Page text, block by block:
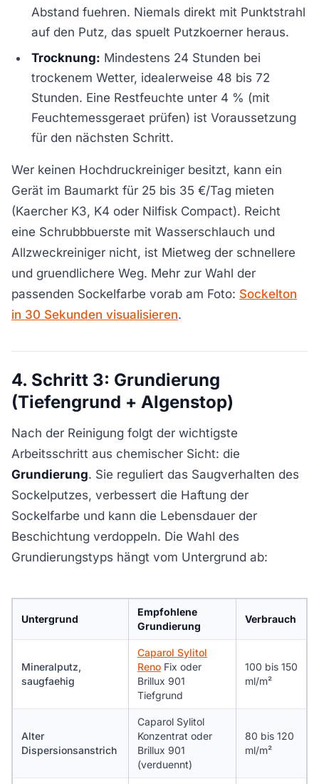
Abstand fuehren. Niemals direkt mit Punktstrahl
auf den Putz, das spuelt Putzkoerner heraus.
Trocknung: Mindestens 24 Stunden bei
trockenem Wetter, idealerweise 48 bis 72
Stunden. Eine Restfeuchte unter 4 % (mit
Feuchtemessgeraet prüfen) ist Voraussetzung
für den nächsten Schritt.
Wer keinen Hochdruckreiniger besitzt, kann ein
Gerät im Baumarkt für 25 bis 35 €/Tag mieten
(Kaercher K3, K4 oder Nilfisk Compact). Reicht
eine Schrubbbuerste mit Wasserschlauch und
Allzweckreiniger nicht, ist Mietweg der schnellere
und gruendlichere Weg. Mehr zur Wahl der
passenden Sockelfarbe vorab am Foto: Sockelton
in 30 Sekunden visualisieren.
4. Schritt 3: Grundierung
(Tiefengrund + Algenstop)
Nach der Reinigung folgt der wichtigste
Arbeitsschritt aus chemischer Sicht: die
Grundierung. Sie reguliert das Saugverhalten des
Sockelputzes, verbessert die Haftung der
Sockelfarbe und kann die Lebensdauer der
Beschichtung verdoppeln. Die Wahl des
Grundierungstyps hängt vom Untergrund ab:
Untergrund
Empfohlene
Grundierung
Verbrauch
Mineralputz,
saugfaehig
Caparol Sylitol
RenoFix oder
Brillux 901
Tiefgrund
100 bis 150
ml/m²
Alter
Dispersionsanstrich
Caparol Sylitol
Konzentrat oder
Brillux 901
(verduennt)
80 bis 120
ml/m²